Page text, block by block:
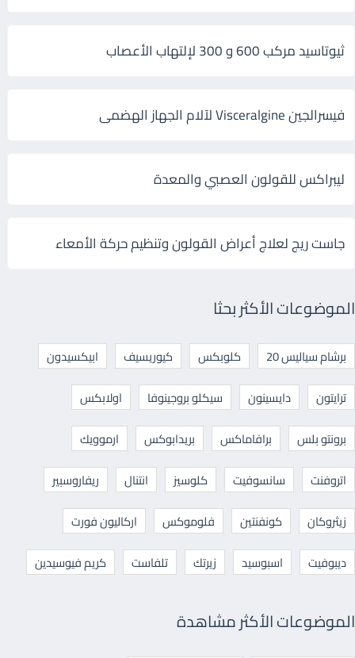
ثيوتاسيد مركب 600 و 300 لإلتهاب الأعصاب
فيسرالجين Visceralgine لآلام الجهاز الهضمى
ليبراكس للقولون العصبي والمعدة
جاست ريج لعلاج أعراض القولون وتنظيم حركة الأمعاء
الموضوعات الأكثر بحثا
برشام سياليس 20 كلوبكس كيوريسيف
ابيكسيدون
ترايتون
دايسينون سيكلو بروجينوفا
اولابكس
برونتو بلس
برافاماكس بريدابوكس
ارموويك
اتروفنت
سانسوفيت كلوسيز انتنال
ريفاروسبير
زيثروكان
كونفنتين فلوموكس
اركاليون فورت
ديبوفيت
اسبوسيد زيرتك تلفاست كريم فيوسيدين
الموضوعات الأكثر مشاهدة